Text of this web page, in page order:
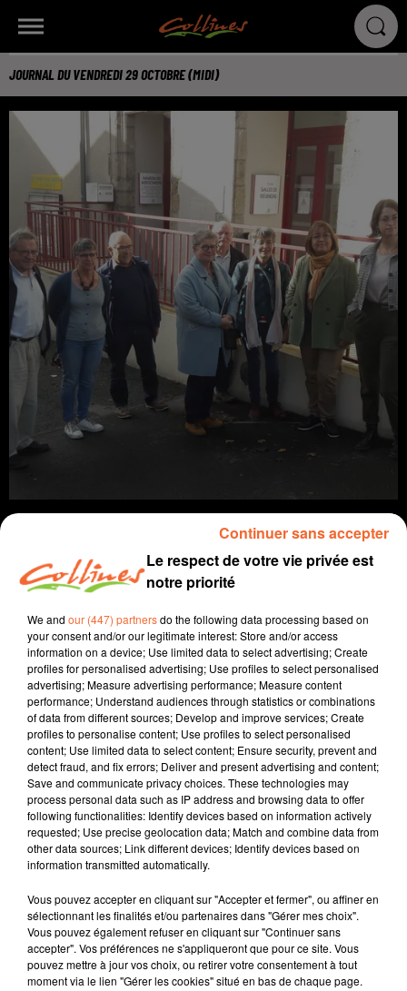
JOURNAL DU VENDREDI 29 OCTOBRE (MIDI)
info
29 octobre 2021 - 8 min 25 sec
JOURNAL DU VENDREDI 29 OCTOBRE (MIDI)
Fabien Gazeau
L'info près de chez vous
Présenté par Fabien Gazeau
- Le festival des solidarités aura lieu en bocage
bressuirais du 9 novembre au 2 décembre (photo)
- Reportage au lycée Vinci sur le PAQNA un dispositif
qui permet à des jeunes immigrés d'apprendre le
français.
- Les conviviales d'automne font leur retour dans une
semaine à Bressuire.
- A Thouars, pour déjeuner les retraités ont le choix
entre la Résidence Gambetta et le service à domicile.
- Cholet basket joue à Roanne ce soir
Le respect de votre vie privée est
notre priorité
We and our (447) partnersdo the following data processing based on
your consent and/or our legitimate interest: Store and/or access
information on a device; Use limited data to select advertising; Create
profiles for personalised advertising; Use profiles to select personalised
advertising; Measure advertising performance; Measure content
performance; Understand audiences through statistics or combinations
of data from different sources; Develop and improve services; Create
profiles to personalise content; Use profiles to select personalised
content; Use limited data to select content; Ensure security, prevent and
detect fraud, and fix errors; Deliver and present advertising and content;
Save and communicate privacy choices. These technologies may
process personal data such as IP address and browsing data to offer
following functionalities: Identify devices based on information actively
requested; Use precise geolocation data; Match and combine data from
other data sources; Link different devices; Identify devices based on
information transmitted automatically.
Vous pouvez accepter en cliquant sur "Accepter et fermer", ou affiner en
sélectionnant les finalités et/ou partenaires dans "Gérer mes choix".
Vous pouvez également refuser en cliquant sur "Continuer sans
accepter". Vos préférences ne s'appliqueront que pour ce site. Vous
pouvez mettre à jour vos choix, ou retirer votre consentement à tout
moment via le lien "Gérer les cookies" situé en bas de chaque page.
Continuer sans accepter